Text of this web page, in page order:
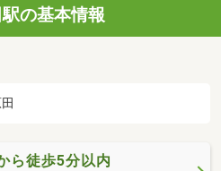
の基本情報
ら徒歩5分以内